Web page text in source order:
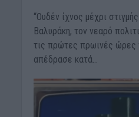
“Ουδέν ίχνος μέχρι
Βαλυράκη, τον νεαρό
τις πρώτες πρωινές ώρες
απέδρασε κατά...